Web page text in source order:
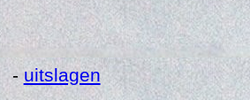
-uitslagen